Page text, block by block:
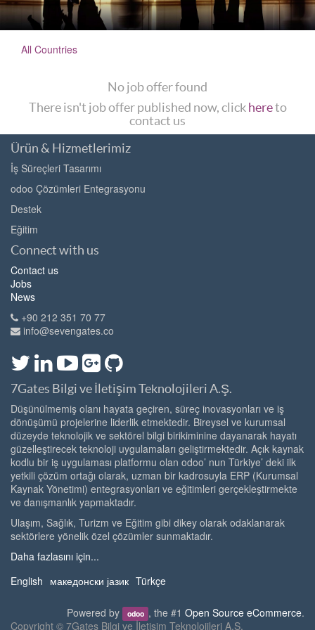
All Countries
No job offer found
There isn't job offer published now, clickhereto
contact us
Ürün & Hizmetlerimiz
İş Süreçleri Tasarımı
odoo Çözümleri Entegrasyonu
Destek
Eğitim
Connect with us
Contact us
Jobs
News
+90 212 351 70 77
info@sevengates.co
7Gates Bilgi ve İletişim Teknolojileri A.Ş.
Düşünülmemiş olanı hayata geçiren, süreç inovasyonları ve iş
dönüşümü projelerine liderlik etmektedir. Bireysel ve kurumsal
düzeyde teknolojik ve sektörel bilgi birikiminine dayanarak hayatı
güzelleştirecek teknoloji uygulamaları geliştirmektedir. Açık kaynak
kodlu bir iş uygulaması platformu olan odoo’ nun Türkiye’ deki ilk
yetkili çözüm ortağı olarak, uzman bir kadrosuyla ERP (Kurumsal
Kaynak Yönetimi) entegrasyonları ve eğitimleri gerçekleştirmekte
ve danışmanlık yapmaktadır.
Ulaşım, Sağlık, Turizm ve Eğitim gibi dikey olarak odaklanarak
sektörlere yönelik özel çözümler sunmaktadır.
Daha fazlasını için...
English македонски јазик Türkçe
Powered by odoo , the #1 Open Source eCommerce.
Copyright © 7Gates Bilgi ve İletişim Teknolojileri A.Ş.